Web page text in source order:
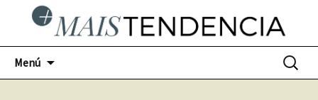
Menú Buscar: